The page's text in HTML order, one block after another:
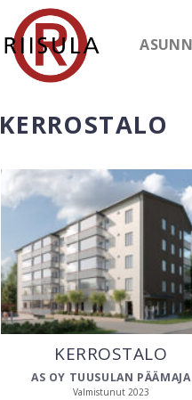
KERROSTALO
KERROSTALO
AS OY TUUSULAN PÄÄMAJA
Valmistunut 2023